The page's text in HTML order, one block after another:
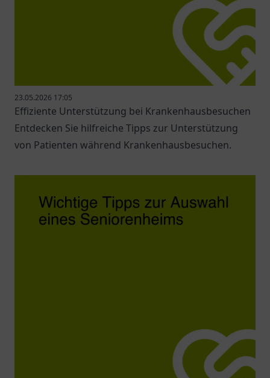
23.05.2026 17:05
Effiziente Unterstützung bei Krankenhausbesuchen
Entdecken Sie hilfreiche Tipps zur Unterstützung
von Patienten während Krankenhausbesuchen.